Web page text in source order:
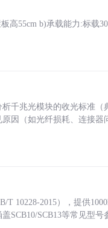
高55cm b)承载能力:标载
千兆光模块的收光标准（
因（如光纤损耗、连接器
10228-2015），提供
SCB10/SCB13等常见型